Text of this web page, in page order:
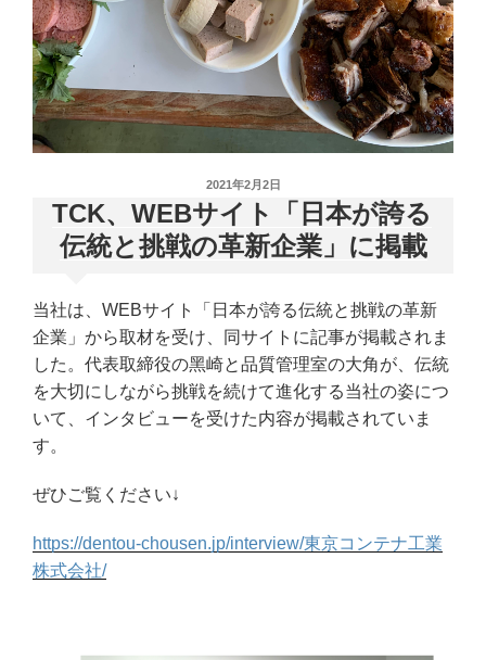
投
稿
日:
2021年2月2日
TCK、WEBサイト「日本が誇る
伝統と挑戦の革新企業」に掲載
当社は、WEBサイト「日本が誇る伝統と挑戦の革新
企業」から取材を受け、同サイトに記事が掲載されま
した。代表取締役の黑崎と品質管理室の大角が、伝統
を大切にしながら挑戦を続けて進化する当社の姿につ
いて、インタビューを受けた内容が掲載されていま
す。
ぜひご覧ください↓
https://dentou-chousen.jp/interview/東京コンテナ工業
株式会社/